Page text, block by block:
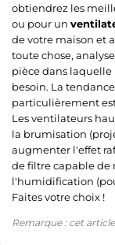
obtiendrez les
ou pour un
de votre maison et
toute chose,
pièce dans laquelle
besoin. La
particulièrement
Les ventilateurs
la brumisation
augmenter l'effet
de filtre capable de
l'humidification
Faites votre choix !
Remarque : cet